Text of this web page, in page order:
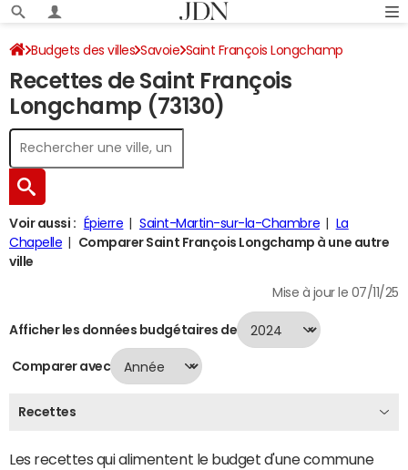
Budgets des villes Savoie Saint François Longchamp
Recettes 2024
Recettes de Saint François
Longchamp (73130)
Voir aussi : Épierre Saint-Martin-sur-la-Chambre
La
Chapelle
Comparer Saint François Longchamp à une autre
ville
Mise à jour le 07/11/25
Afficher les données budgétaires de
Comparer avec
Recettes
Les recettes qui alimentent le budget d'une commune